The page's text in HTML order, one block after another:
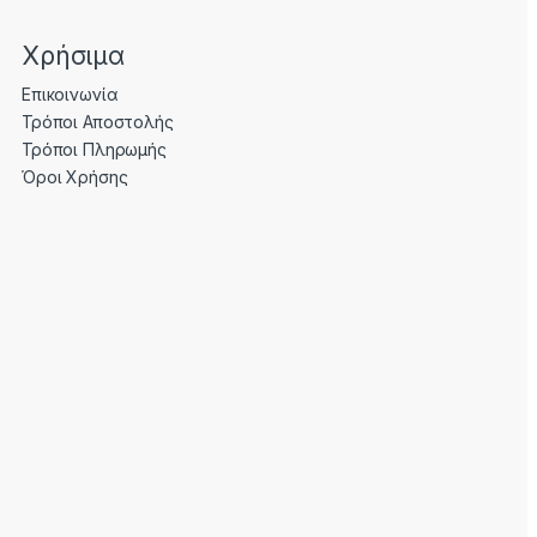
Χρήσιμα
Επικοινωνία
Τρόποι Αποστολής
Τρόποι Πληρωμής
Όροι Χρήσης